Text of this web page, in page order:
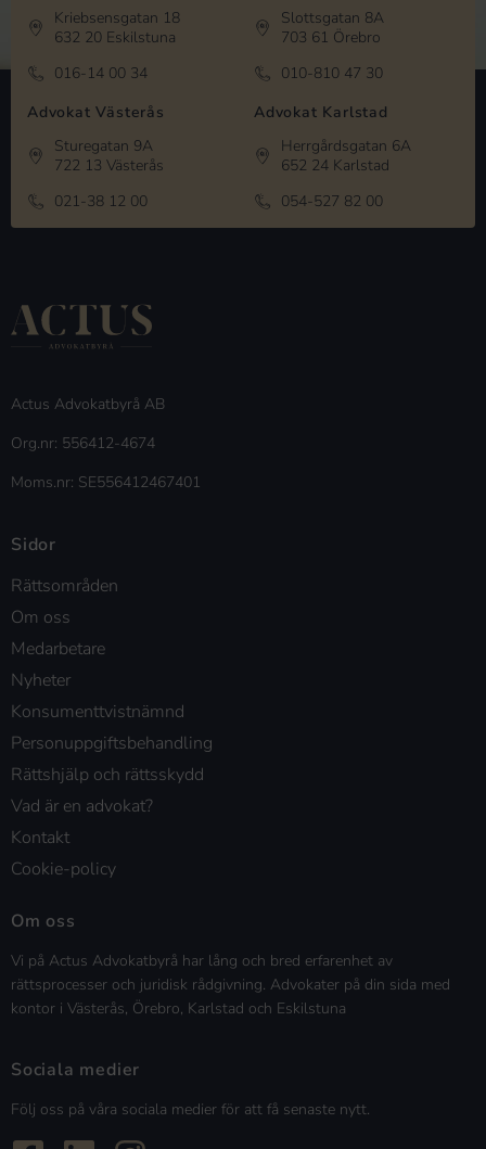
Kriebsensgatan 18
632 20 Eskilstuna
016-14 00 34
Slottsgatan 8A
703 61 Örebro
010-810 47 30
Advokat Västerås
Sturegatan 9A
722 13 Västerås
021-38 12 00
Advokat Karlstad
Herrgårdsgatan 6A
652 24 Karlstad
054-527 82 00
Actus Advokatbyrå AB
Org.nr: 556412-4674
Moms.nr: SE556412467401
Sidor
Rättsområden
Om oss
Medarbetare
Nyheter
Konsumenttvistnämnd
Personuppgiftsbehandling
Rättshjälp och rättsskydd
Vad är en advokat?
Kontakt
Cookie-policy
Om oss
Vi på Actus Advokatbyrå har lång och bred erfarenhet av
rättsprocesser och juridisk rådgivning. Advokater på din sida med
kontor i Västerås, Örebro, Karlstad och Eskilstuna
Sociala medier
Följ oss på våra sociala medier för att få senaste nytt.